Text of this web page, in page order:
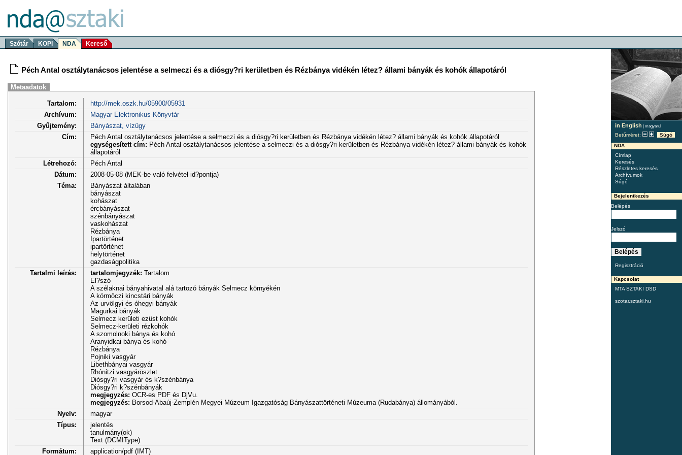
Szótár KOPI NDA Kereső
in English | magyarul
Betűméret:
Súgó
NDA
Címlap
Keresés
Részletes keresés
Archívumok
Súgó
Bejelentkezés
Belépés
Jelszó
Regisztráció
Kapcsolat
MTA SZTAKI DSD
szotar.sztaki.hu
Péch Antal osztálytanácsos jelentése a selmeczi és a diósgy?ri kerületben és Rézbánya vidékén létez? állami bányák és kohók állapotáról
Metaadatok
Tartalom:
http://mek.oszk.hu/05900/05931
Archívum:
Magyar Elektronikus Könyvtár
Gyűjtemény:
Bányászat, vízügy
Cím:
Péch Antal osztálytanácsos jelentése a selmeczi és a diósgy?ri kerületben és Rézbánya vidékén létez? állami bányák és kohók állapotáról
egységesített cím: Péch Antal osztálytanácsos jelentése a selmeczi és a diósgy?ri kerületben és Rézbánya vidékén létez? állami bányák és kohók
állapotáról
Létrehozó:
Péch Antal
Dátum:
2008-05-08 (MEK-be való felvétel id?pontja)
Téma:
Bányászat általában
bányászat
kohászat
ércbányászat
szénbányászat
vaskohászat
Rézbánya
Ipartörténet
ipartörténet
helytörténet
gazdaságpolitika
Tartalmi leírás:
tartalomjegyzék: Tartalom
El?szó
A szélaknai bányahivatal alá tartozó bányák Selmecz környékén
A körmöczi kincstári bányák
Az urvölgyi és óhegyi bányák
Magurkai bányák
Selmecz kerületi ezüst kohók
Selmecz-kerületi rézkohók
A szomolnoki bánya és kohó
Aranyidkai bánya és kohó
Rézbánya
Pojniki vasgyár
Libethbányai vasgyár
Rhónitzi vasgyáröszlet
Diósgy?ri vasgyár és k?szénbánya
Diósgy?ri k?szénbányák
megjegyzés: OCR-es PDF és DjVu.
megjegyzés: Borsod-Abaúj-Zemplén Megyei Múzeum Igazgatóság Bányászattörténeti Múzeuma (Rudabánya) állományából.
Nyelv:
magyar
Típus:
jelentés
tanulmány(ok)
Text (DCMIType)
Formátum:
application/pdf (IMT)